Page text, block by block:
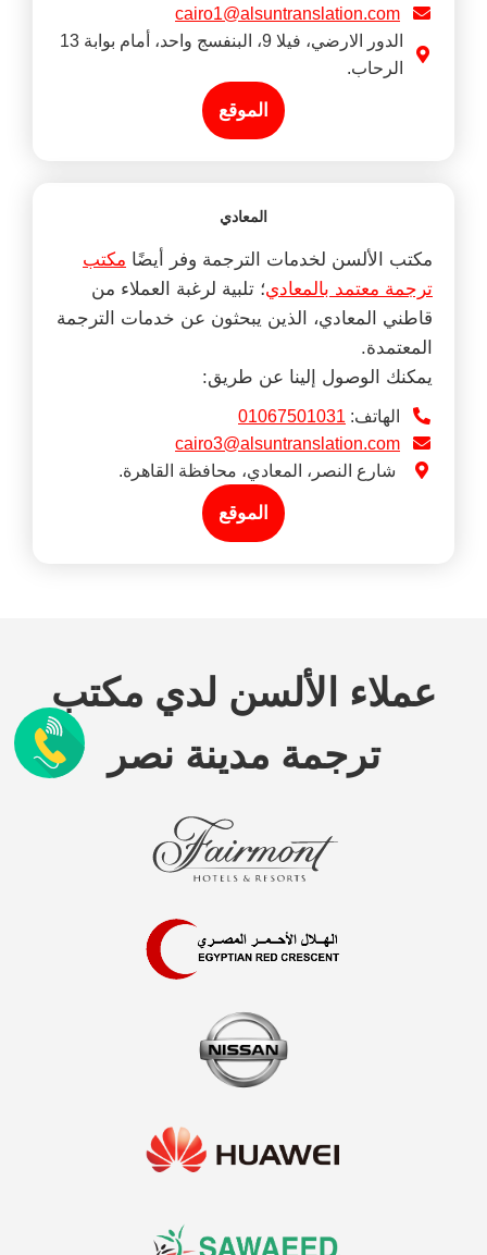
cairo1@alsuntranslation.com
الدور الارضي، فيلا 9، البنفسج واحد، أمام بوابة 13
الرحاب.
الموقع
المعادي
مكتب الألسن لخدمات الترجمة وفر أيضًا مكتب
ترجمة معتمد بالمعادي؛ تلبية لرغبة العملاء من
قاطني المعادي، الذين يبحثون عن خدمات الترجمة
المعتمدة.
يمكنك الوصول إلينا عن طريق:
الهاتف: 01067501031
cairo3@alsuntranslation.com
شارع النصر، المعادي، محافظة القاهرة.
الموقع
عملاء الألسن لدي مكتب
ترجمة مدينة نصر